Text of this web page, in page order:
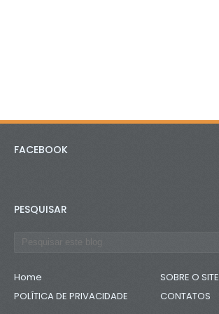
FACEBOOK
PESQUISAR
Home
SOBRE O SITE
POLÍTICA DE PRIVACIDADE
CONTATOS